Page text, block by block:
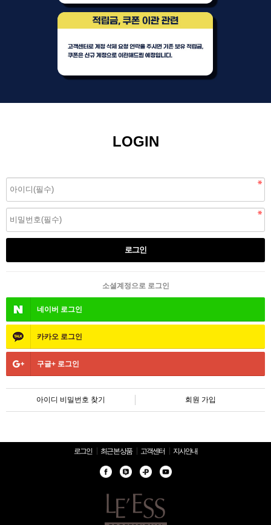
LOGIN
소셜계정으로 로그인
네이버 로그인
카카오 로그인
구글+ 로그인
아이디 비밀번호 찾기 회원 가입
로그인 최근 본 상품 고객센터 지사안내